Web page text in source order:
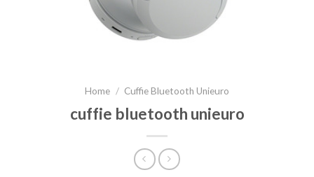
Home / Cuffie Bluetooth Unieuro
cuffie bluetooth unieuro